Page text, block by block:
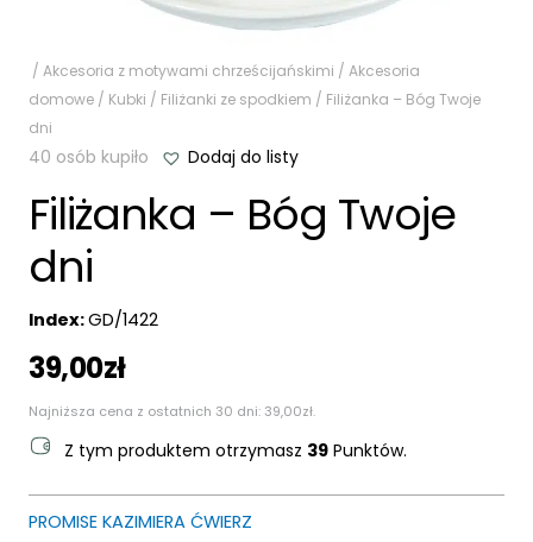
/ Akcesoria z motywami chrześcijańskimi / Akcesoria
domowe / Kubki / Filiżanki ze spodkiem / Filiżanka – Bóg Twoje
dni
40 osób kupiło Dodaj do listy
Filiżanka – Bóg Twoje
dni
Index:GD/1422
39,00zł
Najniższa cena z ostatnich 30 dni: 39,00zł.
Z tym produktem otrzymasz 39 Punktów.
PROMISE KAZIMIERA ĆWIERZ